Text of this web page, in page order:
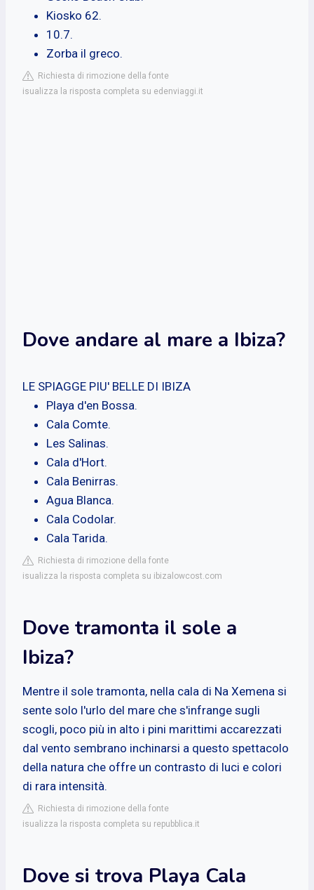
Kiosko 62.
10.7.
Zorba il greco.
Richiesta di rimozione della fonte
isualizza la risposta completa su edenviaggi.it
Dove andare al mare a Ibiza?
LE SPIAGGE PIU' BELLE DI IBIZA
Playa d'en Bossa.
Cala Comte.
Les Salinas.
Cala d'Hort.
Cala Benirras.
Agua Blanca.
Cala Codolar.
Cala Tarida.
Richiesta di rimozione della fonte
isualizza la risposta completa su ibizalowcost.com
Dove tramonta il sole a
Ibiza?
Mentre il sole tramonta, nella cala di Na Xemena si
sente solo l'urlo del mare che s'infrange sugli
scogli, poco più in alto i pini marittimi accarezzati
dal vento sembrano inchinarsi a questo spettacolo
della natura che offre un contrasto di luci e colori
di rara intensità.
Richiesta di rimozione della fonte
isualizza la risposta completa su repubblica.it
Dove si trova Playa Cala